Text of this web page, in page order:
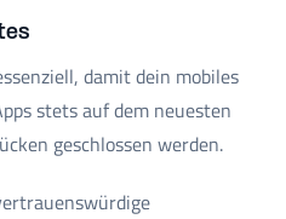
damit dein mobiles
stets auf dem neuesten
geschlossen werden.